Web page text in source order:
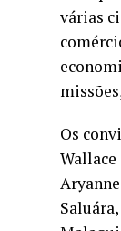
várias
Os